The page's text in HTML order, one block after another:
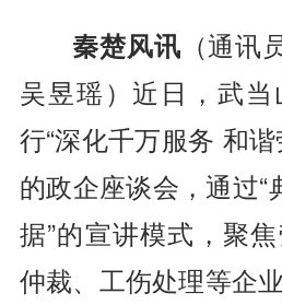
秦楚风讯 （通
吴昱瑶）近日，武
行“深化千万服务 和
的政企座谈会，通过“
据”的宣讲模式，聚
仲裁、工伤处理等企